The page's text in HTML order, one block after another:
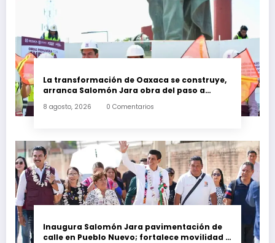
La transformación de Oaxaca se construye,
arranca Salomón Jara obra del paso a
kilómetro 184 + 300
8 agosto, 2026 0 Comentarios
Inaugura Salomón Jara pavimentación de
calle en Pueblo Nuevo; fortalece movilidad y